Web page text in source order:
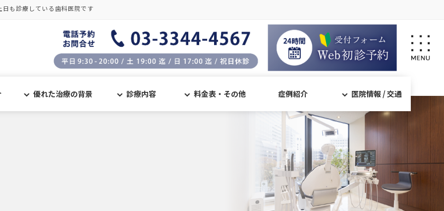
も診療している歯科医院です
優れた治療の背景 診療内容 料金表・その他 症例紹介 医院情報 / 交通